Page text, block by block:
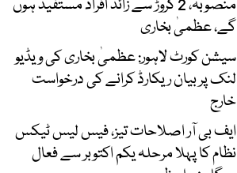
منصوبہ، 2 کروڑ سے زائد افراد مستفید ہوں
گے، عظمیٰ بخاری
سیشن کورٹ لاہور: عظمیٰ بخاری کی ویڈیو
لنک پر بیان ریکارڈ کرانے کی درخواست
خارج
ایف بی آر اصلاحات تیز، فیس لیس ٹیکس
نظام کا پہلا مرحلہ یکم اکتوبر سے فعال